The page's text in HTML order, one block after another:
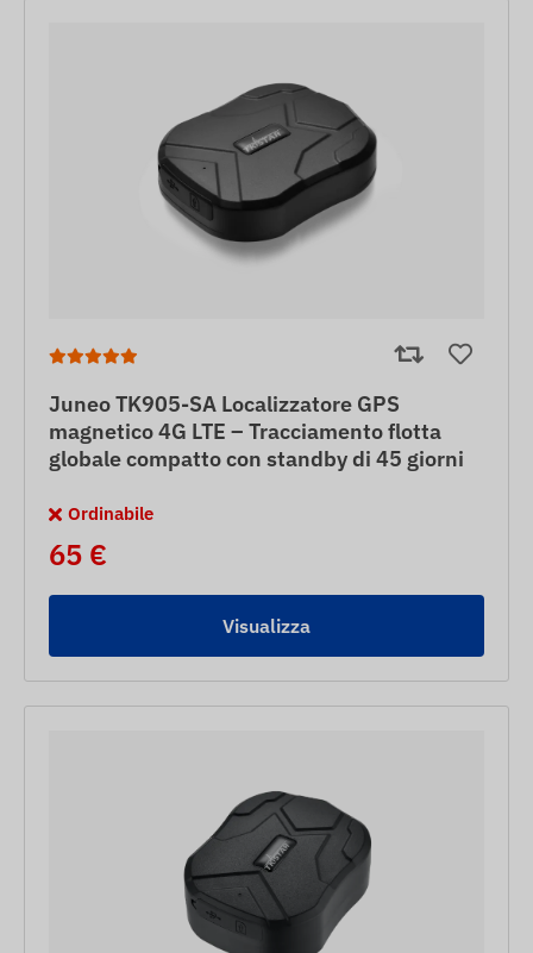
Juneo TK905-SA Localizzatore GPS
magnetico 4G LTE – Tracciamento flotta
globale compatto con standby di 45 giorni
Ordinabile
65 €
Visualizza